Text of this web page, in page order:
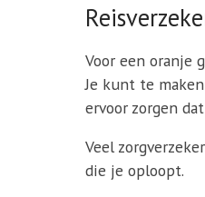
Voor een oranje
Je kunt te
ervoor zorgen
Veel
die je oploopt.